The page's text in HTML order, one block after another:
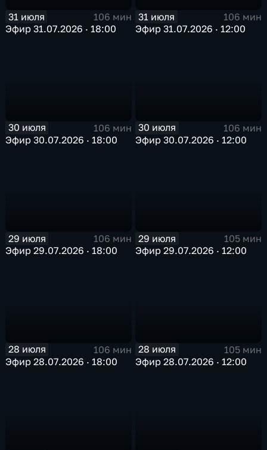
31 июля
106 мин
Эфир 31.07.2026 · 18:00
31 июля
106 мин
Эфир 31.07.2026 · 12:00
30 июля
106 мин
Эфир 30.07.2026 · 18:00
30 июля
106 мин
Эфир 30.07.2026 · 12:00
29 июля
106 мин
Эфир 29.07.2026 · 18:00
29 июля
105 мин
Эфир 29.07.2026 · 12:00
28 июля
106 мин
Эфир 28.07.2026 · 18:00
28 июля
105 мин
Эфир 28.07.2026 · 12:00